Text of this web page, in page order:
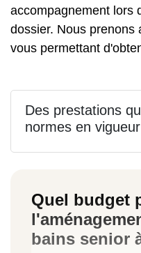
accompagnement lors
dossier. Nous prenons
vous permettant
Des prestations
normes en vigueur
Quel budget
bains senior